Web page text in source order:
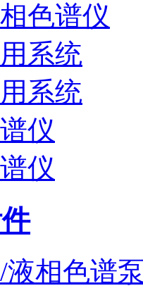
色谱仪
系统
系统
仪
仪
液相色谱